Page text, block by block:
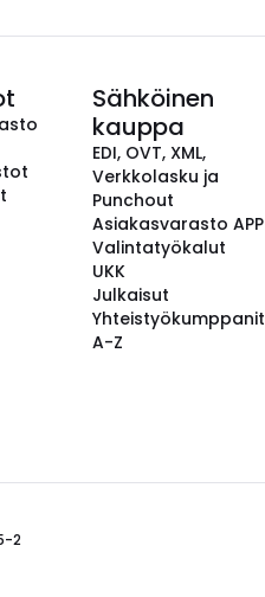
Sähköinen
kauppa
EDI, OVT, XML,
Verkkolasku ja
Punchout
Asiakasvarasto APP
Valintatyökalut
UKK
Julkaisut
Yhteistyökumppanit
A-Z
2